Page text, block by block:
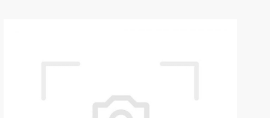
ksldkfjsdlfkjsls;ldfkgjsdl;kfkфыва